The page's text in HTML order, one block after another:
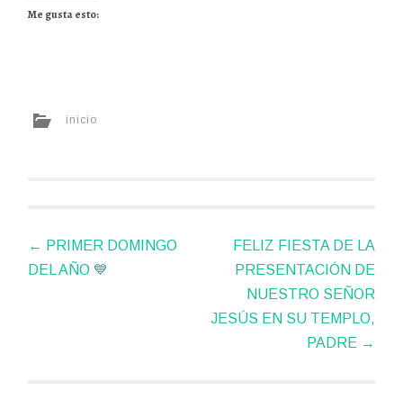
Me gusta esto:
inicio
de
← PRIMER DOMINGO
DEL AÑO 💙
FELIZ FIESTA DE LA
PRESENTACIÓN DE
NUESTRO SEÑOR
JESÚS EN SU TEMPLO,
PADRE →